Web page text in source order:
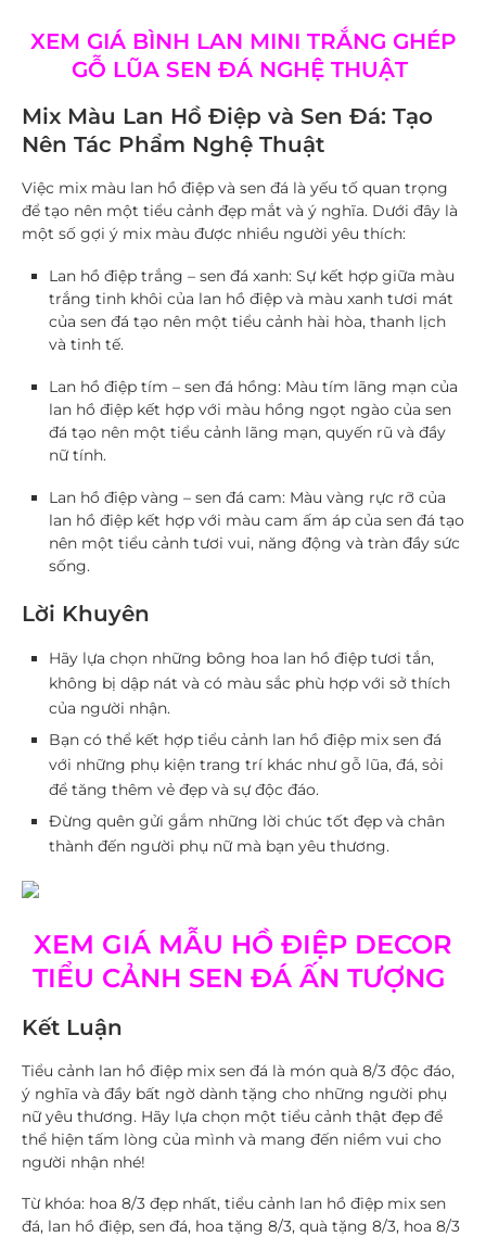
XEM GIÁ BÌNH LAN MINI TRẮNG GHÉP
GỖ LŨA SEN ĐÁ NGHỆ THUẬT
Mix Màu Lan Hồ Điệp và Sen Đá: Tạo
Nên Tác Phẩm Nghệ Thuật
Việc mix màu lan hồ điệp và sen đá là yếu tố quan trọng
để tạo nên một tiểu cảnh đẹp mắt và ý nghĩa. Dưới đây là
một số gợi ý mix màu được nhiều người yêu thích:
Lan hồ điệp trắng – sen đá xanh: Sự kết hợp giữa màu
trắng tinh khôi của lan hồ điệp và màu xanh tươi mát
của sen đá tạo nên một tiểu cảnh hài hòa, thanh lịch
và tinh tế.
Lan hồ điệp tím – sen đá hồng: Màu tím lãng mạn của
lan hồ điệp kết hợp với màu hồng ngọt ngào của sen
đá tạo nên một tiểu cảnh lãng mạn, quyến rũ và đầy
nữ tính.
Lan hồ điệp vàng – sen đá cam: Màu vàng rực rỡ của
lan hồ điệp kết hợp với màu cam ấm áp của sen đá tạo
nên một tiểu cảnh tươi vui, năng động và tràn đầy sức
sống.
Lời Khuyên
Hãy lựa chọn những bông hoa lan hồ điệp tươi tắn,
không bị dập nát và có màu sắc phù hợp với sở thích
của người nhận.
Bạn có thể kết hợp tiểu cảnh lan hồ điệp mix sen đá
với những phụ kiện trang trí khác như gỗ lũa, đá, sỏi
để tăng thêm vẻ đẹp và sự độc đáo.
Đừng quên gửi gắm những lời chúc tốt đẹp và chân
thành đến người phụ nữ mà bạn yêu thương.
XEM GIÁ MẪU HỒ ĐIỆP DECOR
TIỂU CẢNH SEN ĐÁ ẤN TƯỢNG
Kết Luận
Tiểu cảnh lan hồ điệp mix sen đá là món quà 8/3 độc đáo,
ý nghĩa và đầy bất ngờ dành tặng cho những người phụ
nữ yêu thương. Hãy lựa chọn một tiểu cảnh thật đẹp để
thể hiện tấm lòng của mình và mang đến niềm vui cho
người nhận nhé!
Từ khóa: hoa 8/3 đẹp nhất, tiểu cảnh lan hồ điệp mix sen
đá, lan hồ điệp, sen đá, hoa tặng 8/3, quà tặng 8/3, hoa 8/3